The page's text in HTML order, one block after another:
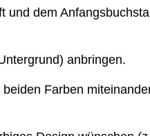
und dem
anbringen.
Farben